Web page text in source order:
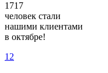
1717
человек стали
нашими клиентами
в октябре!
12